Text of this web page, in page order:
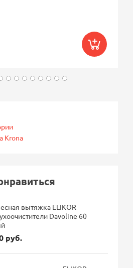
Krona
вытяжка ELIKOR
Davoline 60
руб.